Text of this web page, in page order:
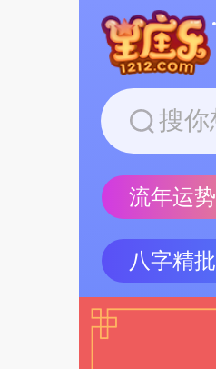
流年运势
八字精批